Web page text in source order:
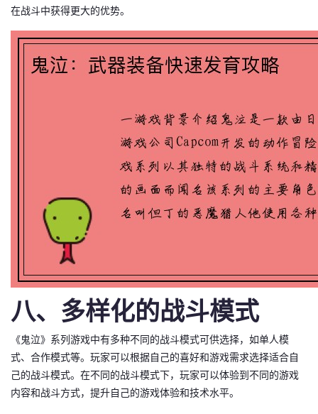
在战斗中获得更大的优势。
八、多样化的战斗模式
《鬼泣》系列游戏中有多种不同的战斗模式可供选择，如单人模
式、合作模式等。玩家可以根据自己的喜好和游戏需求选择适合自
己的战斗模式。在不同的战斗模式下，玩家可以体验到不同的游戏
内容和战斗方式，提升自己的游戏体验和技术水平。